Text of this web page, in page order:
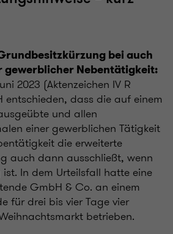
bei auch
Nebentätigkeit:
2023 (Aktenzeichen IV R
entschieden, dass die auf einem
und allen
einer gewerblichen Tätigkeit
die erweiterte
auch dann ausschließt, wenn
In dem Urteilsfall hatte eine
GmbH & Co. an einem
für drei bis vier Tage vier
betrieben.